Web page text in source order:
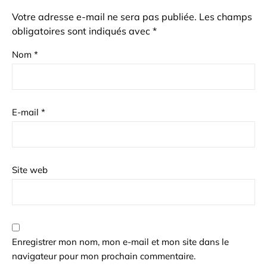
Votre adresse e-mail ne sera pas publiée. Les champs
obligatoires sont indiqués avec *
Nom *
E-mail *
Site web
Enregistrer mon nom, mon e-mail et mon site dans le
navigateur pour mon prochain commentaire.